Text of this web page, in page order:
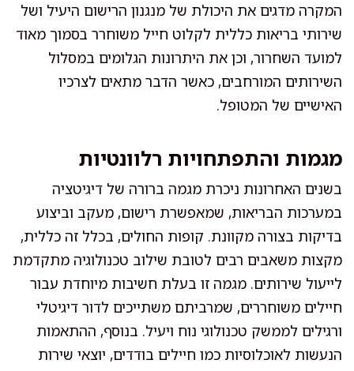
המקרה מדגים את היכולת של מנגנון הרישום היעיל ושל
שירותי בריאות כללית לקלוט חייל משוחרר בסמוך מאוד
למועד השחרור, וכן את היתרונות הגלומים במסלול
השירותים המורחבים, כאשר הדבר מתאים לצרכיו
האישיים של המטופל.
מגמות והתפתחויות רלוונטיות
בשנים האחרונות ניכרת מגמה ברורה של דיגיטציה
במערכות הבריאות, שמאפשרת רישום, מעקב וביצוע
בדיקות בצורה מקוונת. קופות החולים, בכלל זה כללית,
מקצות משאבים רבים לטובת שילוב טכנולוגיה מתקדמת
לייעול שירותים. מגמה זו בעלת חשיבות מיוחדת עבור
חיילים משוחררים, שמרביתם משתייכים לדור דיגיטלי
ורגילים לממשק טכנולוגי נוח ויעיל. בנוסף, ההתאמות
הנעשות לאוכלוסיות כמו חיילים בודדים, יוצאי שירות